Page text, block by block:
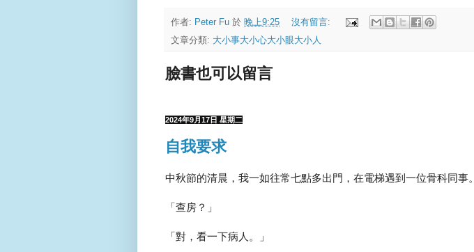
作者: Peter Fu 於 晚上9:25
沒有留言:
文章分類: 大小事大小心大小眼大小人
臉書也可以留言
2024年9月17日 星期二
自我要求
中秋節的清晨，我一如往常七點多出門，在電梯遇到一位骨科同事。
「查房？」
「對，看一下病人。」